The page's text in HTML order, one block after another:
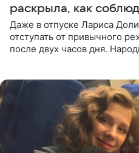
раскрыла, как
Даже в отпуске Лариса
отступать от привычного
после двух часов дня.